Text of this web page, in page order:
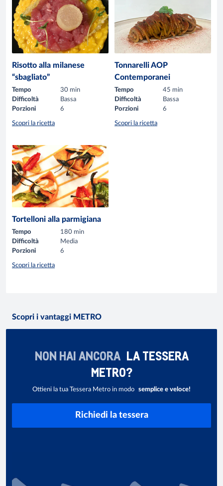
Risotto alla milanese
“sbagliato”
Tempo
30 min
Difficoltà
Bassa
Porzioni
6
Scopri la ricetta
Tonnarelli AOP
Contemporanei
Tempo
45 min
Difficoltà
Bassa
Porzioni
6
Scopri la ricetta
Tortelloni alla parmigiana
Tempo
180 min
Difficoltà
Media
Porzioni
6
Scopri la ricetta
Scopri i vantaggi METRO
NON HAI ANCORA LA TESSERA
METRO?
Ottieni la tua Tessera Metro in modo semplice e veloce!
Richiedi la tessera